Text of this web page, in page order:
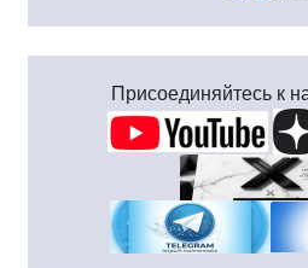
Присоединяйтесь к